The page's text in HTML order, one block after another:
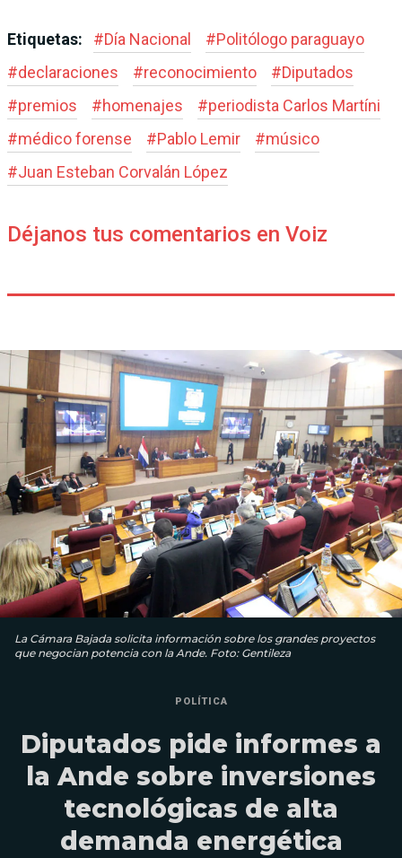
Etiquetas: #Día Nacional #Politólogo paraguayo
#declaraciones #reconocimiento #Diputados
#premios #homenajes #periodista Carlos Martíni
#médico forense #Pablo Lemir #músico
#Juan Esteban Corvalán López
Déjanos tus comentarios en Voiz
La Cámara Bajada solicita información sobre los grandes proyectos
que negocian potencia con la Ande. Foto: Gentileza
POLÍTICA
Diputados pide informes a
la Ande sobre inversiones
tecnológicas de alta
demanda energética